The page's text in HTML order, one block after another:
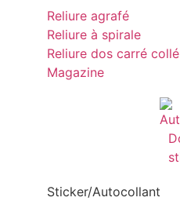
Reliure agrafé
Reliure à spirale
Reliure dos carré collé
Magazine
Sticker/Autocollant